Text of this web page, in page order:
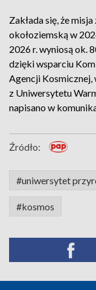
Zakłada się, że
okołoziemską w
2026 r. wyniosą ok.
dzięki wsparciu
Agencji Kosmicznej,
z Uniwersytetu
napisano w
Źródło:
#uniwersytet
#kosmos